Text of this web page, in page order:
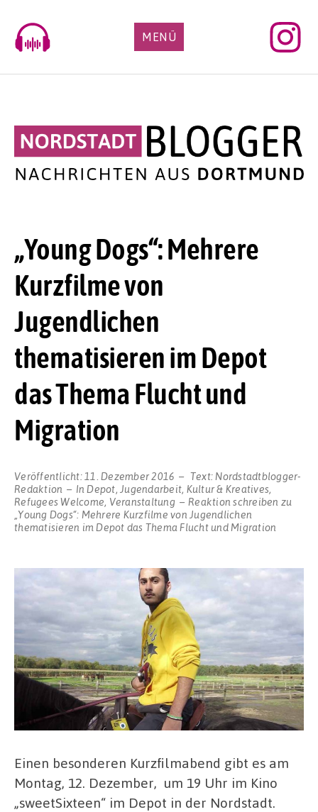
content
MENÜ
„Young Dogs“: Mehrere
Kurzfilme von
Jugendlichen
thematisieren im Depot
das Thema Flucht und
Migration
Veröffentlicht: 11. Dezember 2016 Text: Nordstadtblogger-
Redaktion
InDepot, Jugendarbeit, Kultur & Kreatives,
Refugees Welcome, Veranstaltung Reaktion schreiben zu
„Young Dogs“: Mehrere Kurzfilme von Jugendlichen
thematisieren im Depot das Thema Flucht und Migration
Einen besonderen Kurzfilmabend gibt es am
Montag, 12. Dezember, um 19 Uhr im Kino
„sweetSixteen“ im Depot in der Nordstadt.